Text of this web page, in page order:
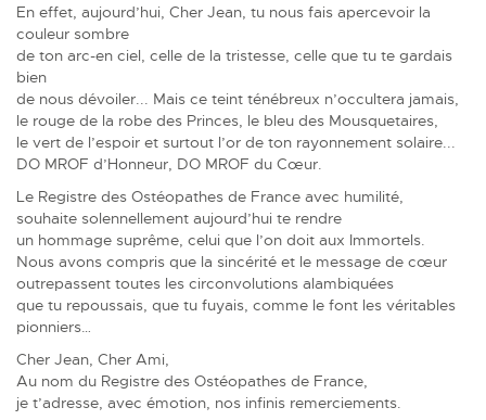
En effet, aujourd’hui, Cher Jean, tu nous fais apercevoir la
couleur sombre
de ton arc-en ciel, celle de la tristesse, celle que tu te gardais
bien
de nous dévoiler... Mais ce teint ténébreux n’occultera jamais,
le rouge de la robe des Princes, le bleu des Mousquetaires,
le vert de l’espoir et surtout l’or de ton rayonnement solaire...
DO MROF d’Honneur, DO MROF du Cœur.
Le Registre des Ostéopathes de France avec humilité,
souhaite solennellement aujourd’hui te rendre
un hommage suprême, celui que l’on doit aux Immortels.
Nous avons compris que la sincérité et le message de cœur
outrepassent toutes les circonvolutions alambiquées
que tu repoussais, que tu fuyais, comme le font les véritables
pionniers…
Cher Jean, Cher Ami,
Au nom du Registre des Ostéopathes de France,
je t’adresse, avec émotion, nos infinis remerciements.